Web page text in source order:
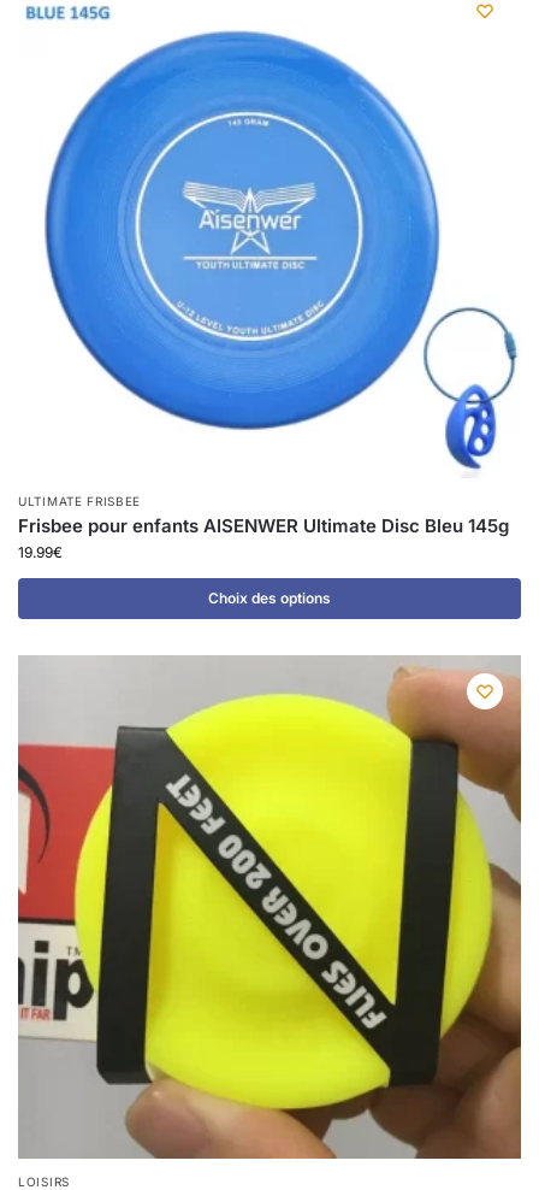
ULTIMATE FRISBEE
Frisbee pour enfants AISENWER Ultimate Disc Bleu 145g
19.99€
Choix des options
LOISIRS